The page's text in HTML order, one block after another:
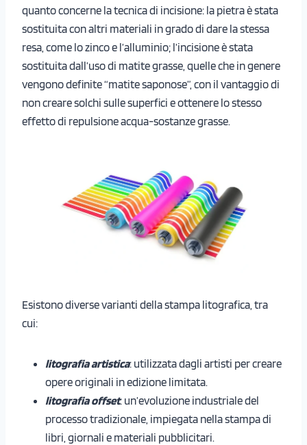
quanto concerne la tecnica di incisione: la pietra è stata
sostituita con altri materiali in grado di dare la stessa
resa, come lo zinco e l’alluminio; l’incisione è stata
sostituita dall’uso di matite grasse, quelle che in genere
vengono definite “matite saponose”, con il vantaggio di
non creare solchi sulle superfici e ottenere lo stesso
effetto di repulsione acqua-sostanze grasse.
Esistono diverse varianti della stampa litografica, tra
cui:
litografia artistica: utilizzata dagli artisti per creare
opere originali in edizione limitata.
litografia offset: un’evoluzione industriale del
processo tradizionale, impiegata nella stampa di
libri, giornali e materiali pubblicitari.